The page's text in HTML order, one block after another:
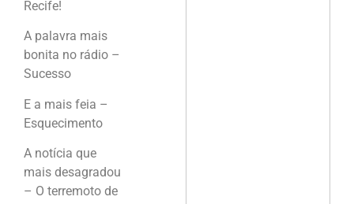
Recife!
A palavra mais
bonita no rádio –
Sucesso
E a mais feia –
Esquecimento
A notícia que
mais desagradou
– O terremoto de